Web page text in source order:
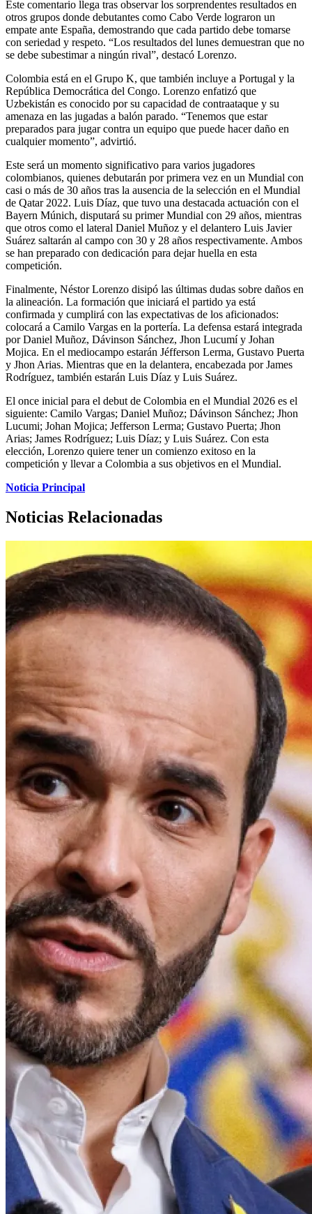
Este comentario llega tras observar los sorprendentes resultados en
otros grupos donde debutantes como Cabo Verde lograron un
empate ante España, demostrando que cada partido debe tomarse
con seriedad y respeto. “Los resultados del lunes demuestran que no
se debe subestimar a ningún rival”, destacó Lorenzo.
Colombia está en el Grupo K, que también incluye a Portugal y la
República Democrática del Congo. Lorenzo enfatizó que
Uzbekistán es conocido por su capacidad de contraataque y su
amenaza en las jugadas a balón parado. “Tenemos que estar
preparados para jugar contra un equipo que puede hacer daño en
cualquier momento”, advirtió.
Este será un momento significativo para varios jugadores
colombianos, quienes debutarán por primera vez en un Mundial con
casi o más de 30 años tras la ausencia de la selección en el Mundial
de Qatar 2022. Luis Díaz, que tuvo una destacada actuación con el
Bayern Múnich, disputará su primer Mundial con 29 años, mientras
que otros como el lateral Daniel Muñoz y el delantero Luis Javier
Suárez saltarán al campo con 30 y 28 años respectivamente. Ambos
se han preparado con dedicación para dejar huella en esta
competición.
Finalmente, Néstor Lorenzo disipó las últimas dudas sobre daños en
la alineación. La formación que iniciará el partido ya está
confirmada y cumplirá con las expectativas de los aficionados:
colocará a Camilo Vargas en la portería. La defensa estará integrada
por Daniel Muñoz, Dávinson Sánchez, Jhon Lucumí y Johan
Mojica. En el mediocampo estarán Jéfferson Lerma, Gustavo Puerta
y Jhon Arias. Mientras que en la delantera, encabezada por James
Rodríguez, también estarán Luis Díaz y Luis Suárez.
El once inicial para el debut de Colombia en el Mundial 2026 es el
siguiente: Camilo Vargas; Daniel Muñoz; Dávinson Sánchez; Jhon
Lucumi; Johan Mojica; Jefferson Lerma; Gustavo Puerta; Jhon
Arias; James Rodríguez; Luis Díaz; y Luis Suárez. Con esta
elección, Lorenzo quiere tener un comienzo exitoso en la
competición y llevar a Colombia a sus objetivos en el Mundial.
Noticia Principal
Noticias Relacionadas